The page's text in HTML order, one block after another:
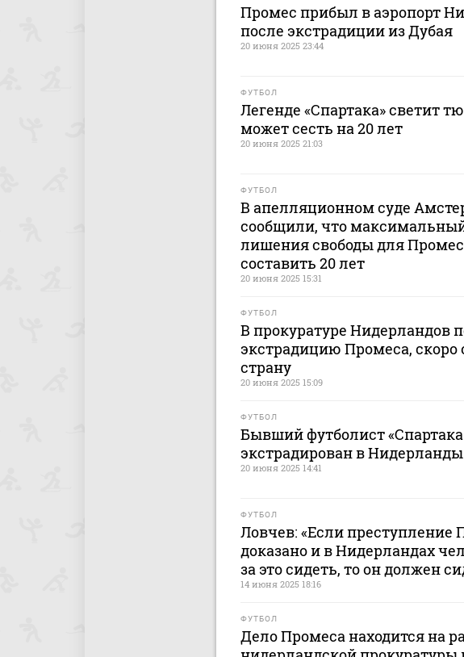
Промес прибыл в аэропорт
после экстрадиции из Дубая
20 июня 2025 23:44
ФУТБОЛ
Легенде «Спартака» светит
может сесть на 20 лет
20 июня 2025 21:03
ФУТБОЛ
В апелляционном суде
сообщили, что
лишения свободы для
составить 20 лет
20 июня 2025 15:31
ФУТБОЛ
В прокуратуре Нидерландов
экстрадицию Промеса, скоро
страну
20 июня 2025 15:09
ФУТБОЛ
Бывший футболист
экстрадирован в
20 июня 2025 14:41
ФУТБОЛ
Ловчев: «Если преступление
доказано и в Нидерландах
за это сидеть, то он должен
14 июня 2025 18:16
ФУТБОЛ
Дело Промеса находится на